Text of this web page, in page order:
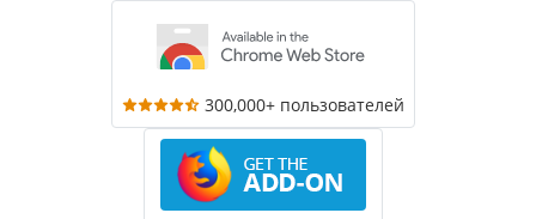
300,000+ пользователей